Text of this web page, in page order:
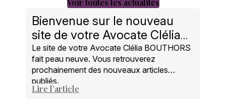
Voir toutes les actualités
Bienvenue sur le nouveau
site de votre Avocate Clélia
BOUTHORS à Paris 14
Le site de votre Avocate Clélia BOUTHORS
fait peau neuve. Vous retrouverez
prochainement des nouveaux articles
publiés.
Lire l’article